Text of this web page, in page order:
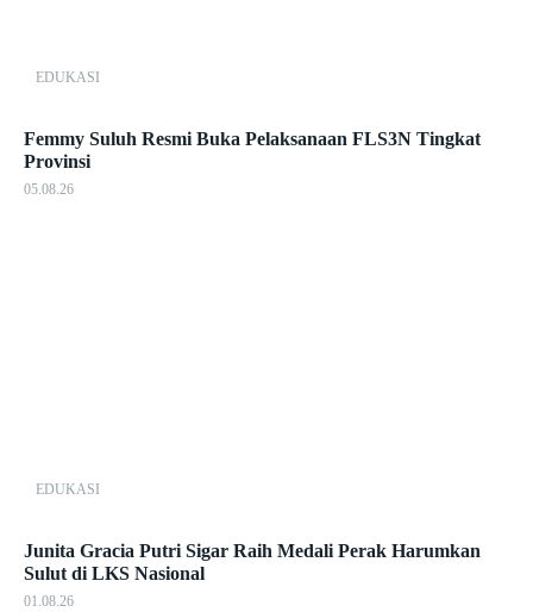
EDUKASI
Femmy Suluh Resmi Buka Pelaksanaan FLS3N Tingkat
Provinsi
05.08.26
EDUKASI
Junita Gracia Putri Sigar Raih Medali Perak Harumkan
Sulut di LKS Nasional
01.08.26